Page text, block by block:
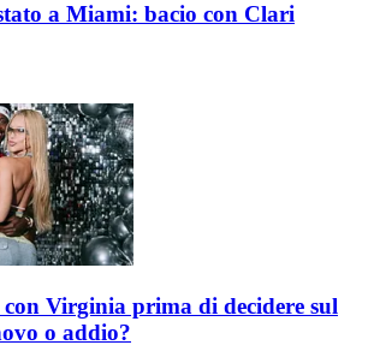
a Miami: bacio con Clari
Virginia prima di decidere sul
o addio?